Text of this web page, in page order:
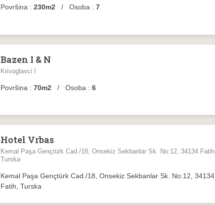
Površina : 230m2/ Osoba : 7
Bazen I & N
Krivoglavci I
Površina : 70m2/ Osoba : 6
Hotel Vrbas
Kemal Paşa Gençtürk Cad./18, Onsekiz Sekbanlar Sk. No:12, 34134 Fatih,
Turska
Kemal Paşa Gençtürk Cad./18, Onsekiz Sekbanlar Sk. No:12, 34134
Fatih, Turska